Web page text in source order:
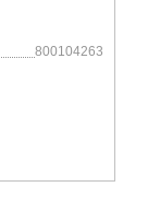
800104263